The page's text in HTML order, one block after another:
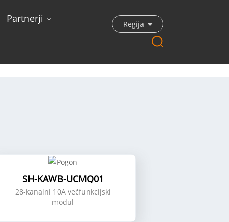
Partnerji Regija
SH-KAWB-UCMQ01
28-kanalni 10A večfunkcijski
modul